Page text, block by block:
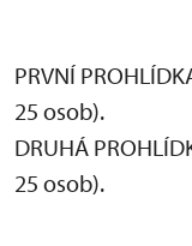
PRVNÍ
25 osob).
DRUHÁ
25 osob).